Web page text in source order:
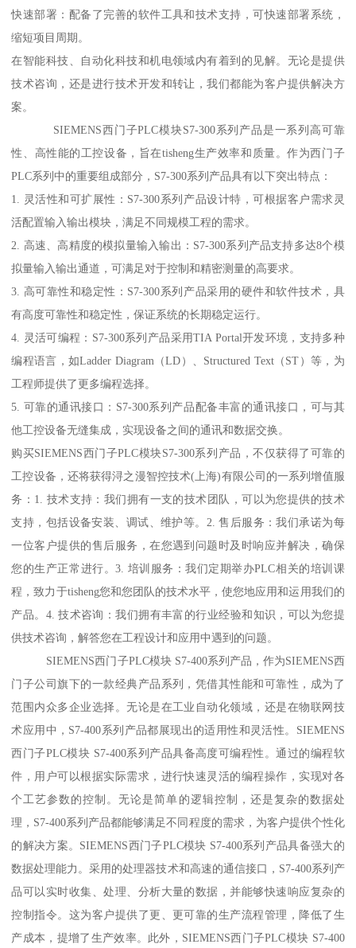
快速部署：配备了完善的软件工具和技术支持，可快速部署系统，
缩短项目周期。
在智能科技、自动化科技和机电领域内有着到的见解。无论是提供
技术咨询，还是进行技术开发和转让，我们都能为客户提供解决方
案。
SIEMENS西门子PLC模块S7-300系列产品是一系列高可靠
性、高性能的工控设备，旨在tisheng生产效率和质量。作为西门子
PLC系列中的重要组成部分，S7-300系列产品具有以下突出特点：
1. 灵活性和可扩展性：S7-300系列产品设计特，可根据客户需求灵
活配置输入输出模块，满足不同规模工程的需求。
2. 高速、高精度的模拟量输入输出：S7-300系列产品支持多达8个模
拟量输入输出通道，可满足对于控制和精密测量的高要求。
3. 高可靠性和稳定性：S7-300系列产品采用的硬件和软件技术，具
有高度可靠性和稳定性，保证系统的长期稳定运行。
4. 灵活可编程：S7-300系列产品采用TIA Portal开发环境，支持多种
编程语言，如Ladder Diagram（LD）、Structured Text（ST）等，为
工程师提供了更多编程选择。
5. 可靠的通讯接口：S7-300系列产品配备丰富的通讯接口，可与其
他工控设备无缝集成，实现设备之间的通讯和数据交换。
购买SIEMENS西门子PLC模块S7-300系列产品，不仅获得了可靠的
工控设备，还将获得浔之漫智控技术(上海)有限公司的一系列增值服
务：1. 技术支持：我们拥有一支的技术团队，可以为您提供的技术
支持，包括设备安装、调试、维护等。2. 售后服务：我们承诺为每
一位客户提供的售后服务，在您遇到问题时及时响应并解决，确保
您的生产正常进行。3. 培训服务：我们定期举办PLC相关的培训课
程，致力于tisheng您和您团队的技术水平，使您地应用和运用我们的
产品。4. 技术咨询：我们拥有丰富的行业经验和知识，可以为您提
供技术咨询，解答您在工程设计和应用中遇到的问题。
SIEMENS西门子PLC模块 S7-400系列产品，作为SIEMENS西
门子公司旗下的一款经典产品系列，凭借其性能和可靠性，成为了
范围内众多企业选择。无论是在工业自动化领域，还是在物联网技
术应用中，S7-400系列产品都展现出的适用性和灵活性。SIEMENS
西门子PLC模块 S7-400系列产品具备高度可编程性。通过的编程软
件，用户可以根据实际需求，进行快速灵活的编程操作，实现对各
个工艺参数的控制。无论是简单的逻辑控制，还是复杂的数据处
理，S7-400系列产品都能够满足不同程度的需求，为客户提供个性化
的解决方案。SIEMENS西门子PLC模块 S7-400系列产品具备强大的
数据处理能力。采用的处理器技术和高速的通信接口，S7-400系列产
品可以实时收集、处理、分析大量的数据，并能够快速响应复杂的
控制指令。这为客户提供了更、更可靠的生产流程管理，降低了生
产成本，提增了生产效率。此外，SIEMENS西门子PLC模块 S7-400